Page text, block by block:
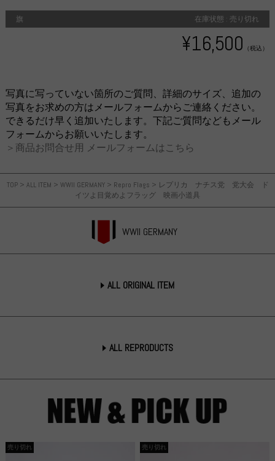
TOP> ALL ITEM > WWII GERMANY> Repro Flags > レプリカ ナチス党 党大会 ド
イツよ目覚めよフラッグ 映画小道具
WWII GERMANY
ALL ORIGINAL ITEM
ALL REPRODUCTS
旗 在庫状態 : 売り切れ
¥16,500 （税込）
写真に写っていない箇所のご質問、詳細のサイズ、追加の
写真をお求めの方はメールフォームからご連絡ください。
できるだけ早く追加いたします。下記ご質問などもメール
フォームからお願いいたします。
＞商品お問合せ用 メールフォームはこちら
売り切れ 売り切れ